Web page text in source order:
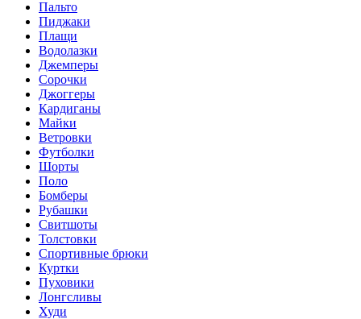
Пальто
Пиджаки
Плащи
Водолазки
Джемперы
Сорочки
Джоггеры
Кардиганы
Майки
Ветровки
Футболки
Шорты
Поло
Бомберы
Рубашки
Свитшоты
Толстовки
Спортивные брюки
Куртки
Пуховики
Лонгсливы
Худи